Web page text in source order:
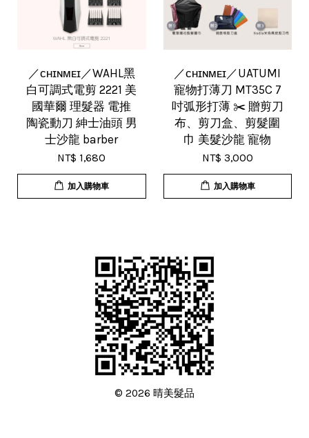
／ᴄʜɪɴᴍᴇɪ／WAHL黑
白可調式電剪 2221 美
國華爾 理髮器 電推
陶瓷動刀 紳士油頭 男
士沙龍 barber
NT$ 1,680
加入購物車
／ᴄʜɪɴᴍᴇɪ／UATUMI
寵物打薄刀 MT35C 7
吋弧形打薄 ✂️ 贈剪刀
布、剪刀盒、剪髮圍
巾 美髮沙龍 寵物
NT$ 3,000
加入購物車
© 2026 晴美髮品